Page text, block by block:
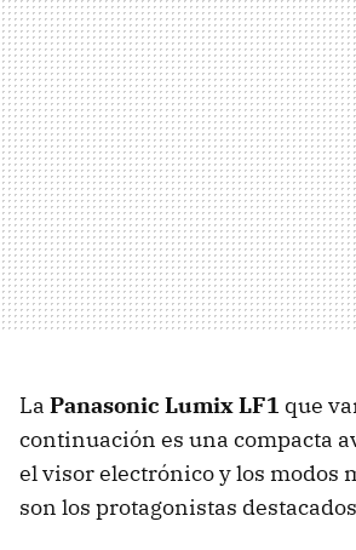
La Panasonic Lumix LF1 que
continuación es una compacta
el visor electrónico y los modos
son los protagonistas